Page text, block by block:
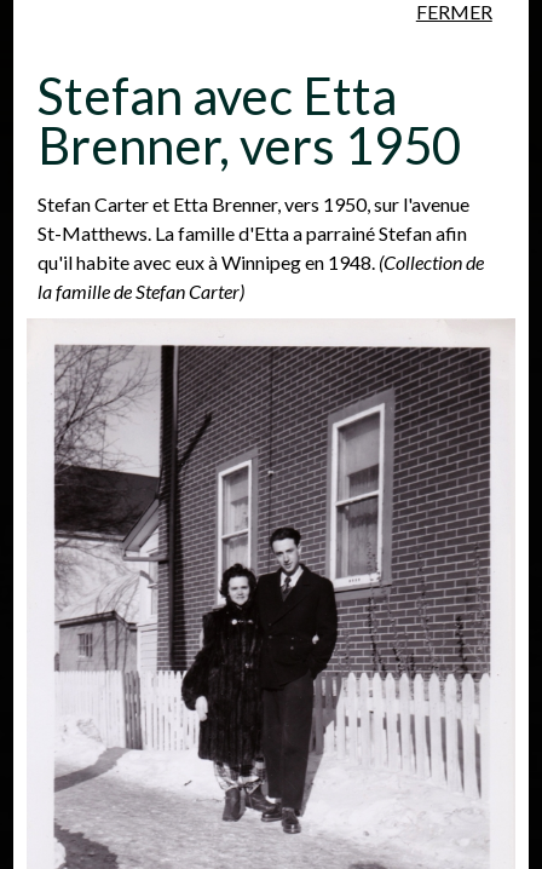
Personnes Lieux Événements
Stefan avec Etta
Brenner, vers 1950
FERMER
Stefan Carter et Etta Brenner, vers 1950, sur l'avenue
St-Matthews. La famille d'Etta a parrainé Stefan afin
qu'il habite avec eux à Winnipeg en 1948. (Collection de
la famille de Stefan Carter)